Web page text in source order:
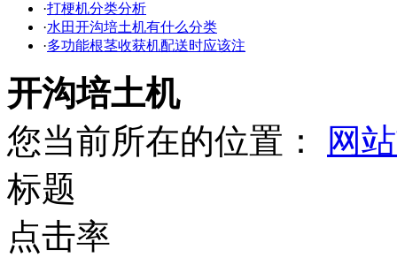
·打梗机分类分析
·水田开沟培土机有什么分类
·多功能根茎收获机配送时应该注
开沟培土机
您当前所在的位置：
网
标题
点击率